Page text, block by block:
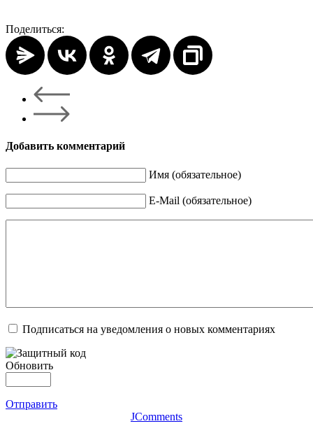
Поделиться:
Добавить комментарий
Имя (обязательное)
E-Mail (обязательное)
Подписаться на уведомления о новых комментариях
Обновить
Отправить
JComments